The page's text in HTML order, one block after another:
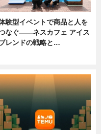
験型イベントで商品と人を
なぐ――ネスカフェ アイス
レンドの戦略と…